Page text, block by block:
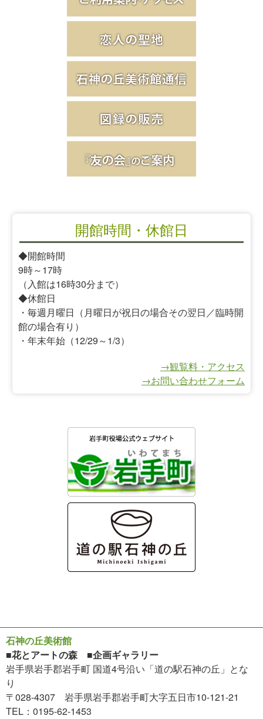
開館時間・休館日
◆開館時間
9時～17時
（入館は16時30分まで）
◆休館日
・毎週月曜日（月曜日が祝日の場合その翌日／臨時開
館の場合有り）
・年末年始（12/29～1/3）
→観覧料・アクセス
→お問い合わせフォーム
石神の丘美術館
■花とアートの森 ■企画ギャラリー
岩手県岩手郡岩手町 国道4号沿い「道の駅石神の丘」とな
り
〒028-4307 岩手県岩手郡岩手町大字五日市10-121-21
TEL：0195-62-1453